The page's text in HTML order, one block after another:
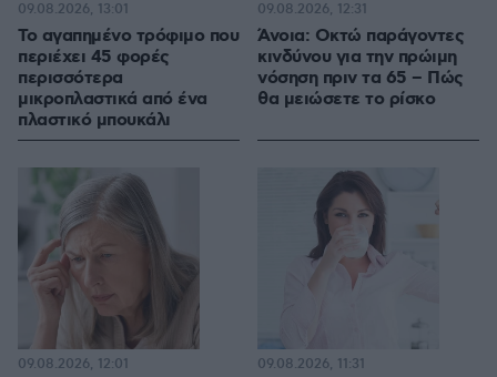
Το αγαπημένο τρόφιμο που
περιέχει 45 φορές
περισσότερα
μικροπλαστικά από ένα
πλαστικό μπουκάλι
09.08.2026, 13:01
Άνοια: Οκτώ παράγοντες
κινδύνου για την πρώιμη
νόσηση πριν τα 65 – Πώς
θα μειώσετε το ρίσκο
09.08.2026, 12:31
09.08.2026, 12:01 09.08.2026, 11:31